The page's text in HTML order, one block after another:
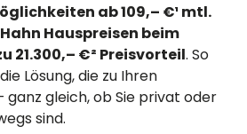
ab 109,– €¹ mtl.
Hauspreisen beim
21.300,– €² Preisvorteil. So
Lösung, die zu Ihren
ganz gleich, ob Sie privat oder
sind.